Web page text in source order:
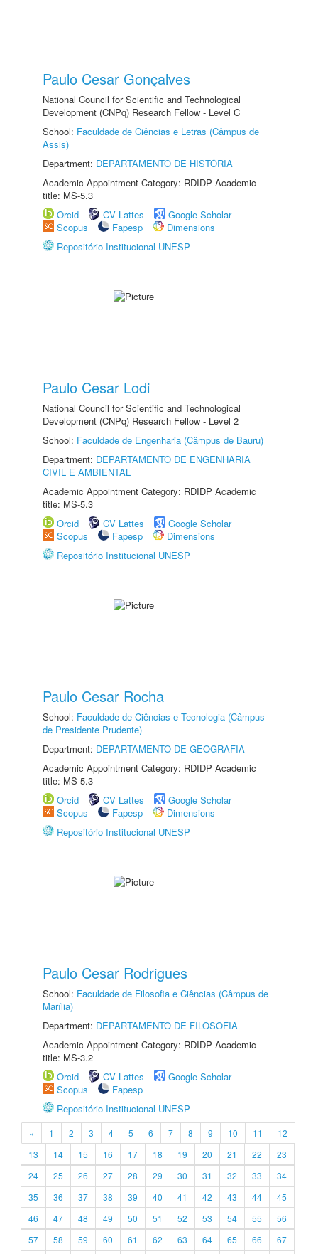
Paulo Cesar Gonçalves
National Council for Scientific and Technological
Development (CNPq) Research Fellow - Level C
School: Faculdade de Ciências e Letras (Câmpus de
Assis)
Department: DEPARTAMENTO DE HISTÓRIA
Academic Appointment Category: RDIDP Academic
title: MS-5.3
Orcid
CV Lattes
Google Scholar
Scopus
Fapesp
Dimensions
Repositório Institucional UNESP
Paulo Cesar Lodi
National Council for Scientific and Technological
Development (CNPq) Research Fellow - Level 2
School: Faculdade de Engenharia (Câmpus de Bauru)
Department: DEPARTAMENTO DE ENGENHARIA
CIVIL E AMBIENTAL
Academic Appointment Category: RDIDP Academic
title: MS-5.3
Orcid
CV Lattes
Google Scholar
Scopus
Fapesp
Dimensions
Repositório Institucional UNESP
Paulo Cesar Rocha
School: Faculdade de Ciências e Tecnologia (Câmpus
de Presidente Prudente)
Department: DEPARTAMENTO DE GEOGRAFIA
Academic Appointment Category: RDIDP Academic
title: MS-5.3
Orcid
CV Lattes
Google Scholar
Scopus
Fapesp
Dimensions
Repositório Institucional UNESP
Paulo Cesar Rodrigues
School: Faculdade de Filosofia e Ciências (Câmpus de
Marília)
Department: DEPARTAMENTO DE FILOSOFIA
Academic Appointment Category: RDIDP Academic
title: MS-3.2
Orcid
CV Lattes
Google Scholar
Scopus
Fapesp
Repositório Institucional UNESP
« 1 2 3 4 5 6 7 8 9 10 11
12
13
14 15 16 17 18 19 20 21 22
23
24
25 26 27 28 29 30 31 32 33
34
35
36 37 38 39 40 41 42 43 44
45
46
47 48 49 50 51 52 53 54 55
56
57
58 59 60 61 62 63 64 65 66
67